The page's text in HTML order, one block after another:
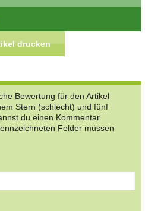
drucken
Bewertung für den Artikel
Stern (schlecht) und fünf
du einen Kommentar
Felder müssen